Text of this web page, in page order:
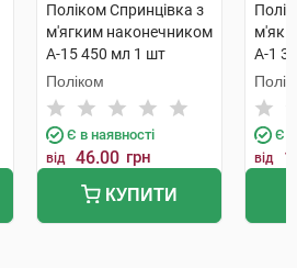
Поліком Спринцівка з
м'ягким наконечником
А-15 450 мл 1 шт
Поліком
Є в наявності
від 46.00 грн
КУПИТИ
А-1
Є в
від